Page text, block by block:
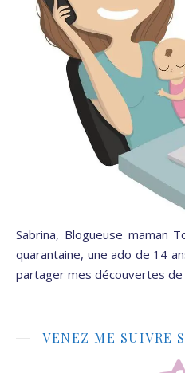
Sabrina, Blogueuse maman
quarantaine, une ado de 14
partager mes découvertes de
VENEZ ME SUIVRE